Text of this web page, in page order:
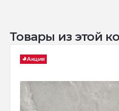
Товары из этой
Акция